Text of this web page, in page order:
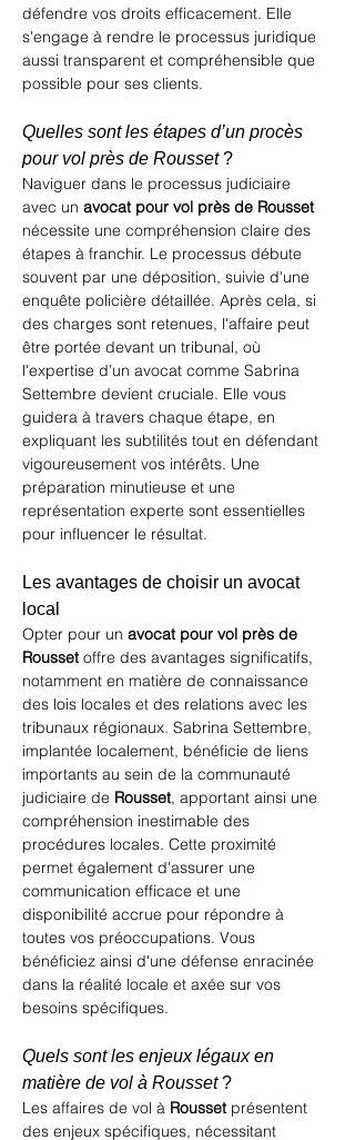
défendre vos droits efficacement. Elle
s'engage à rendre le processus juridique
aussi transparent et compréhensible que
possible pour ses clients.
Quelles sont les étapes d’un procès
pour vol près de Rousset ?
Naviguer dans le processus judiciaire
avec un avocat pour vol près de Rousset
nécessite une compréhension claire des
étapes à franchir. Le processus débute
souvent par une déposition, suivie d'une
enquête policière détaillée. Après cela, si
des charges sont retenues, l'affaire peut
être portée devant un tribunal, où
l'expertise d’un avocat comme Sabrina
Settembre devient cruciale. Elle vous
guidera à travers chaque étape, en
expliquant les subtilités tout en défendant
vigoureusement vos intérêts. Une
préparation minutieuse et une
représentation experte sont essentielles
pour influencer le résultat.
Les avantages de choisir un avocat
local
Opter pour un avocat pour vol près de
Rousset offre des avantages significatifs,
notamment en matière de connaissance
des lois locales et des relations avec les
tribunaux régionaux. Sabrina Settembre,
implantée localement, bénéficie de liens
importants au sein de la communauté
judiciaire de Rousset, apportant ainsi une
compréhension inestimable des
procédures locales. Cette proximité
permet également d'assurer une
communication efficace et une
disponibilité accrue pour répondre à
toutes vos préoccupations. Vous
bénéficiez ainsi d'une défense enracinée
dans la réalité locale et axée sur vos
besoins spécifiques.
Quels sont les enjeux légaux en
matière de vol à Rousset ?
Les affaires de vol à Rousset présentent
des enjeux spécifiques, nécessitant